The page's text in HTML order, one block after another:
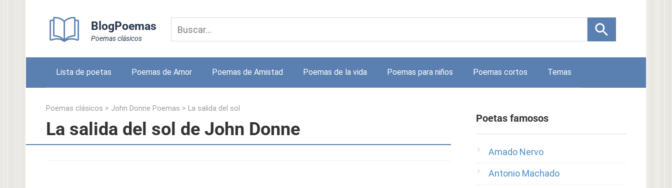
BlogPoemas
Poemas clásicos
Lista de poetas Poemas de Amor Poemas de Amistad Poemas de la vida Poemas para niños Poemas cortos Temas
Poemas clásicos > John Donne Poemas > La salida del sol
La salida del sol de John Donne
Poetas famosos
Amado Nervo
Antonio Machado